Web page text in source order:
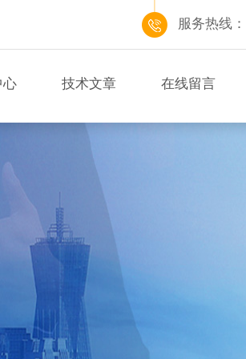
服务热线：
心 技术文章 在线留言